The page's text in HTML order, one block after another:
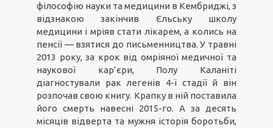
філософію науки та медицини в Кембриджі, з
відзнакою закінчив Єльську школу
медицини і мріяв стати лікарем, а колись на
пенсії — взятися до письменництва. У травні
2013 року, за крок від омріяної медичної та
наукової кар’єри, Полу Каланіті
діагностували рак легенів 4-ї стадії й він
розпочав свою книгу. Крапку в ній поставила
його смерть навесні 2015-го. А за десять
місяців відверта та мужня історія боротьби,